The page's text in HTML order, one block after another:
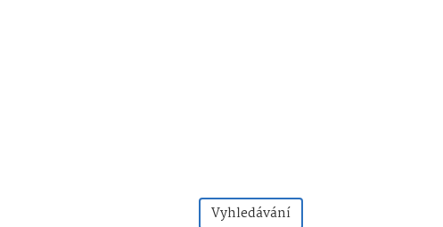
Vyhledávání